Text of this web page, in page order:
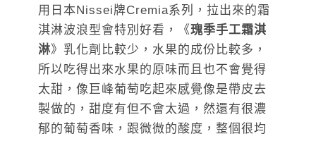
用日本Nissei牌Cremia系列，拉出來的霜
淇淋波浪型會特別好看，《瑰季手工霜淇
淋》乳化劑比較少，水果的成份比較多，
所以吃得出來水果的原味而且也不會覺得
太甜，像巨峰葡萄吃起來感覺像是帶皮去
製做的，甜度有但不會太過，然還有很濃
郁的葡萄香味，跟微微的酸度，整個很均